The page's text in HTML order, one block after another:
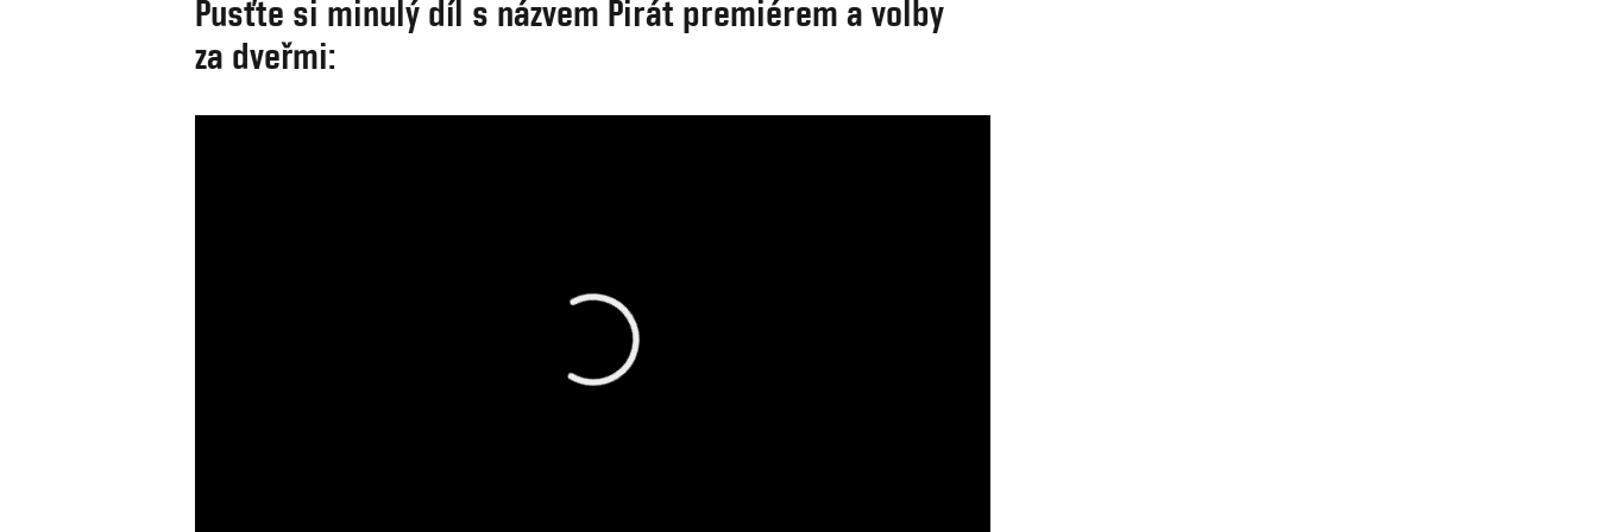
Pusťte si minulý díl s názvem Pirát premiérem a volby
za dveřmi: